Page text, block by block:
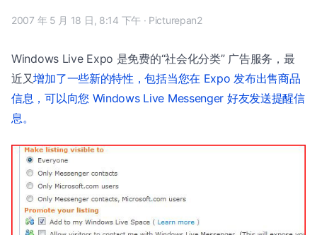
2007 年 5 月 18 日, 8:14 下午 · Picturepan2
Windows Live Expo 是免费的“社会化分类” 广告服务，最
近又增加了一些新的特性，包括当您在 Expo 发布出售商品
信息，可以向您 Windows Live Messenger 好友发送提醒信
息。